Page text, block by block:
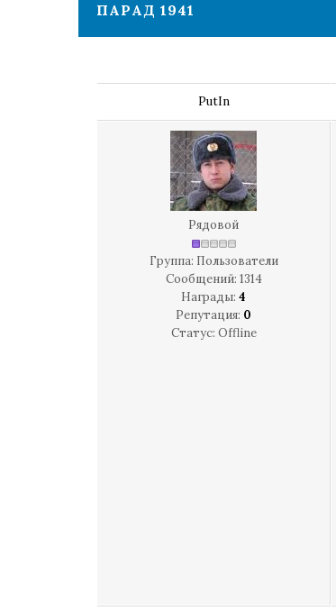
ПАРАД 1941
PutIn
Рядовой
Группа: Пользователи
Сообщений: 1314
Награды: 4
Репутация: 0
Статус: Offline